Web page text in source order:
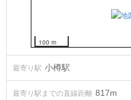
100 m
最寄り駅 小樽駅
最寄り駅までの直線距離 817m